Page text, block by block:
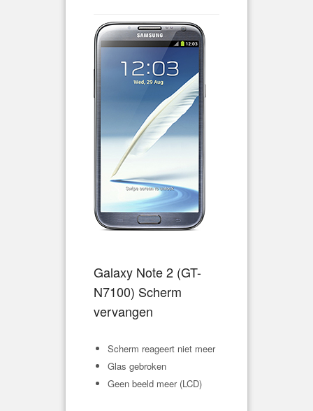
Galaxy Note 2 (GT-
N7100) Scherm
vervangen
Scherm reageert niet meer
Glas gebroken
Geen beeld meer (LCD)